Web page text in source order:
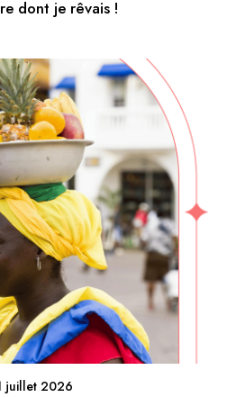
dont je rêvais !
juillet 2026